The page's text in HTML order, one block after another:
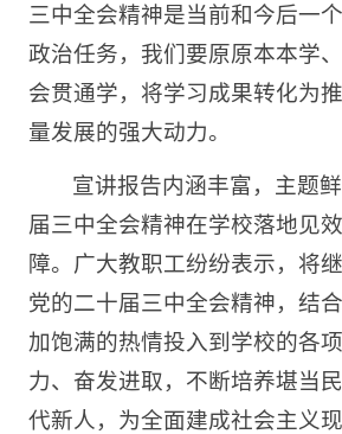
三中全会精神是当前和今后一
政治任务，我们要原原本本学
会贯通学，将学习成果转化为
量发展的强大动力。
宣讲报告内涵丰富，主题
届三中全会精神在学校落地见
障。广大教职工纷纷表示，将
党的二十届三中全会精神，结
加饱满的热情投入到学校的各
力、奋发进取，不断培养堪当
代新人，为全面建成社会主义